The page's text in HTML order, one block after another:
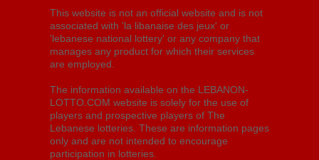
This website is not an official website and is not
associated with 'la libanaise des jeux' or
'lebanese national lottery' or any company that
manages any product for which their services
are employed.
The information available on the LEBANON-
LOTTO.COM website is solely for the use of
players and prospective players of The
Lebanese lotteries. These are information pages
only and are not intended to encourage
participation in lotteries.